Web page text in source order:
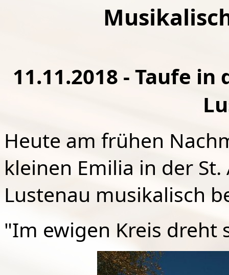
11.11.2018 - Taufe
Heute am frühen
kleinen Emilia in der
Lustenau musikalisch
"Im ewigen Kreis dreht